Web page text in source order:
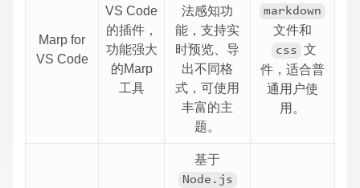
Marp for
VS Code
VS Code
的插件，
功能强大
的Marp
工具
法感知功
能，支持实
时预览、导
出不同格
式，可使用
丰富的主
题。
markdown
文件和
css ​文
件，适合普
通用户使
用。
基于
Node.js